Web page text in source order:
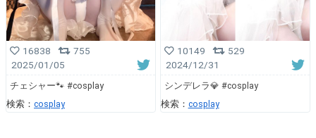
16838
755
2025/01/05
チェシャー🐾 #cosplay
検索： cosplay
10149
529
2024/12/31
シンデレラ💎 #cosplay
検索： cosplay